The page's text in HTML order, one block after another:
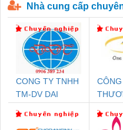
Nhà cung cấp
CONG TY TNHH
TM-DV DAI
NAM